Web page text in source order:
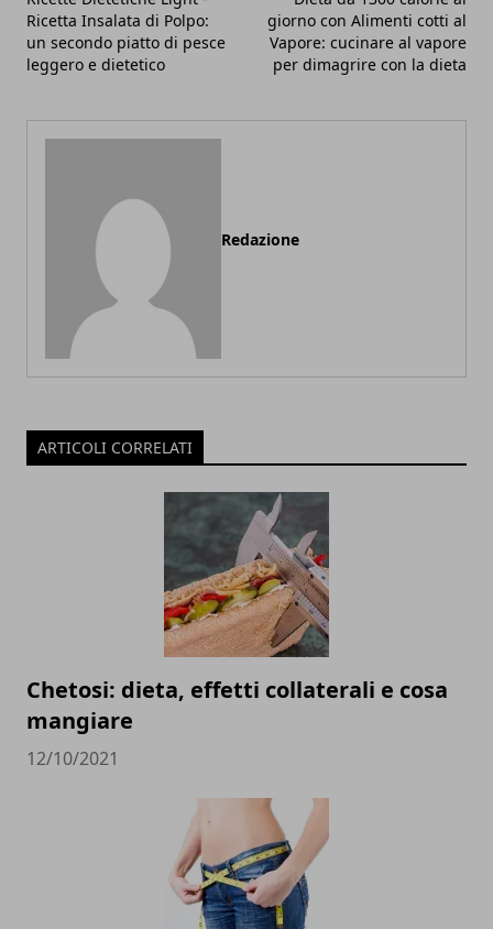
Ricetta Insalata di Polpo:
un secondo piatto di pesce
leggero e dietetico
giorno con Alimenti cotti al
Vapore: cucinare al vapore
per dimagrire con la dieta
Redazione
ARTICOLI CORRELATI
Chetosi: dieta, effetti collaterali e cosa
mangiare
12/10/2021